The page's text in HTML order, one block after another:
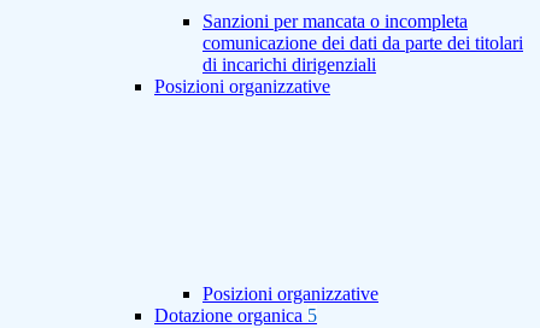
Sanzioni per mancata o incompleta
comunicazione dei dati da parte dei titolari
di incarichi dirigenziali
Posizioni organizzative
Posizioni organizzative
Dotazione organica 5